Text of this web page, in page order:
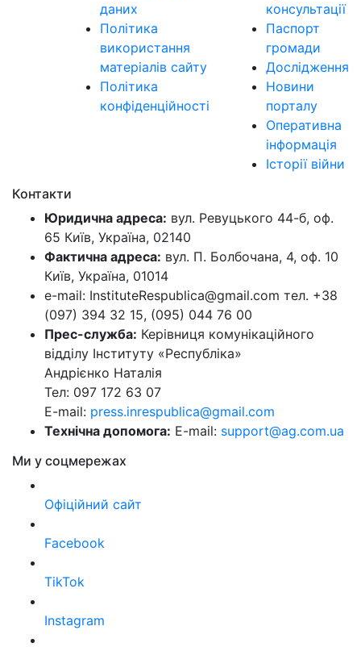
даних
Політика
використання
матеріалів сайту
Політика
конфіденційності
консультації
Паспорт
громади
Дослідження
Новини
порталу
Оперативна
інформація
Історії війни
Контакти
Юридична адреса: вул. Ревуцького 44-б, оф.
65 Київ, Україна, 02140
Фактична адреса: вул. П. Болбочана, 4, оф. 10
Київ, Україна, 01014
e-mail: InstituteRespublica@gmail.com тел. +38
(097) 394 32 15, (095) 044 76 00
Прес-служба: Керівниця комунікаційного
відділу Інституту «Республіка»
Андрієнко Наталія
Тел: 097 172 63 07
E-mail: press.inrespublica@gmail.com
Технічна допомога: E-mail: support@ag.com.ua
Ми у соцмережах
Офіційний сайт
Facebook
TikTok
Instagram